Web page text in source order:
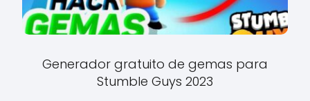
Generador gratuito de gemas para
Stumble Guys 2023